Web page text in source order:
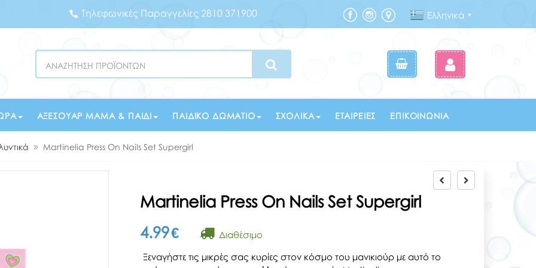
Τηλεφωνικές Παραγγελίες 2810 371900 Ελληνικά ▼
ΑΞΕΣΟΥΆΡ ΜΑΜΆ & ΠΑΙΔΊ ΠΑΙΔΙΚΌ ΔΩΜΆΤΙΟ ΣΧΟΛΙΚΆ ΕΤΑΙΡΕΊΕΣ ΕΠΙΚΟΙΝΩΝΊΑ
Martinelia Press On Nails Set Supergirl
Martinelia Press On Nails Set Supergirl
4.99€ Διαθέσιμο
Ξεναγήστε τις μικρές σας κυρίες στον κόσμο του μανικιούρ με αυτό το